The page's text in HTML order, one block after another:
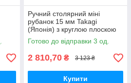
Ручний столярний міні
рубанок 15 мм Takagi
(Японія) з круглою плоскою
підошвою
Готово до відправки 3 од.
2 810,70 ₴ 3 123 ₴
Купити